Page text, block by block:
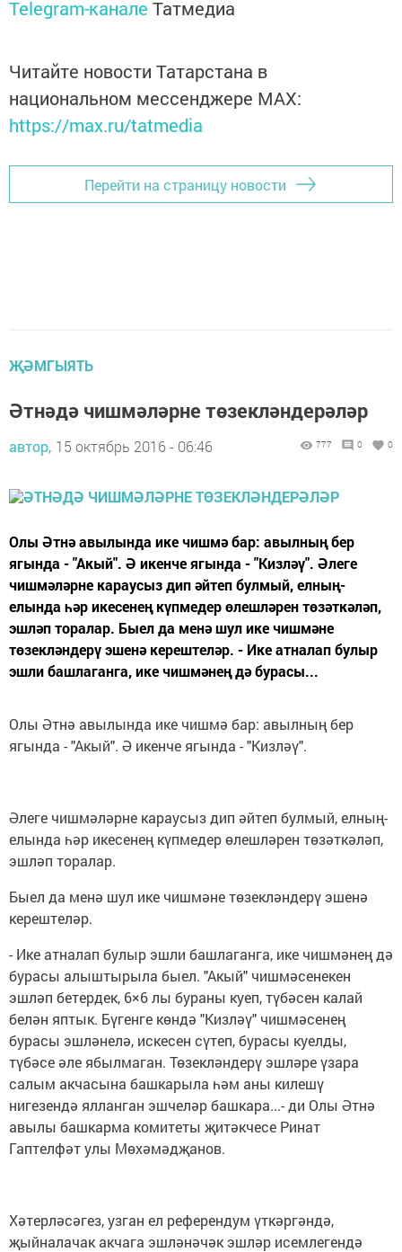
Telegram-канале Татмедиа
Читайте новости Татарстана в
национальном мессенджере MАХ:
https://max.ru/tatmedia
Перейти на страницу новости
ҖӘМГЫЯТЬ
Әтнәдә чишмәләрне төзекләндерәләр
автор, 15 октябрь 2016 - 06:46 777 0 0
Олы Әтнә авылында ике чишмә бар: авылның бер
ягында - "Акый". Ә икенче ягында - "Кизләү". Әлеге
чишмәләрне караусыз дип әйтеп булмый, елның-
елында һәр икесенең күпмедер өлешләрен төзәткәләп,
эшләп торалар. Быел да менә шул ике чишмәне
төзекләндерү эшенә керештеләр. - Ике атналап булыр
эшли башлаганга, ике чишмәнең дә бурасы...
Олы Әтнә авылында ике чишмә бар: авылның бер
ягында - "Акый". Ә икенче ягында - "Кизләү".
Әлеге чишмәләрне караусыз дип әйтеп булмый, елның-
елында һәр икесенең күпмедер өлешләрен төзәткәләп,
эшләп торалар.
Быел да менә шул ике чишмәне төзекләндерү эшенә
керештеләр.
- Ике атналап булыр эшли башлаганга, ике чишмәнең дә
бурасы алыштырыла быел. "Акый" чишмәсенекен
эшләп бетердек, 6×6 лы бураны куеп, түбәсен калай
белән яптык. Бүгенге көндә "Кизләү" чишмәсенең
бурасы эшләнелә, искесен сүтеп, бурасы куелды,
түбәсе әле ябылмаган. Төзекләндерү эшләре үзара
салым акчасына башкарыла һәм аны килешү
нигезендә ялланган эшчеләр башкара...- ди Олы Әтнә
авылы башкарма комитеты җитәкчесе Ринат
Гаптелфәт улы Мөхәмәдҗанов.
Хәтерләсәгез, узган ел референдум үткәргәндә,
җыйналачак акчага эшләнәчәк эшләр исемлегендә